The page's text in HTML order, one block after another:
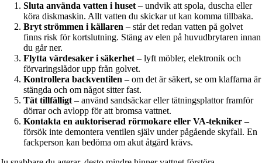
Sluta använda vatten i huset– undvik att spola, duscha eller
köra diskmaskin. Allt vatten du skickar ut kan komma tillbaka.
Bryt strömmen i källaren – står det redan vatten på golvet
finns risk för kortslutning. Stäng av elen på huvudbrytaren innan
du går ner.
Flytta värdesaker i säkerhet– lyft möbler, elektronik och
förvaringslådor upp från golvet.
Kontrollera backventilen – om det är säkert, se om klaffarna är
stängda och om något sitter fast.
Tät tillfälligt– använd sandsäckar eller tätningsplattor framför
dörrar och avlopp för att bromsa vattnet.
Kontakta en auktoriserad rörmokare eller VA-tekniker –
försök inte demontera ventilen själv under pågående skyfall. En
fackperson kan bedöma om akut åtgärd krävs.